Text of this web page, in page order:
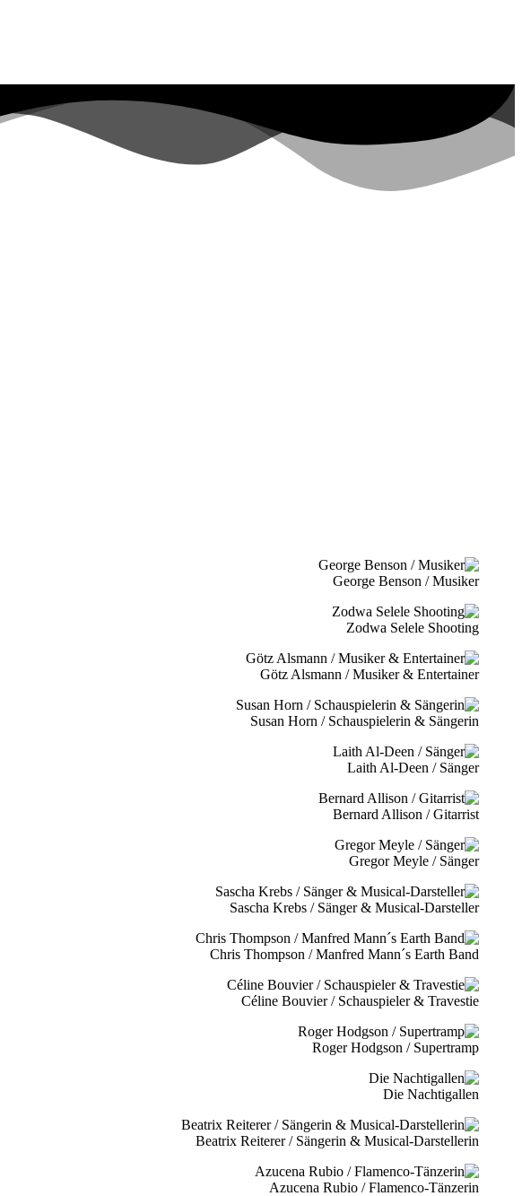
George Benson / Musiker
Zodwa Selele Shooting
Götz Alsmann / Musiker & Entertainer
Susan Horn / Schauspielerin & Sängerin
Laith Al-Deen / Sänger
Bernard Allison / Gitarrist
Gregor Meyle / Sänger
Sascha Krebs / Sänger & Musical-Darsteller
Chris Thompson / Manfred Mann´s Earth Band
Céline Bouvier / Schauspieler & Travestie
Roger Hodgson / Supertramp
Die Nachtigallen
Beatrix Reiterer / Sängerin & Musical-Darstellerin
Azucena Rubio / Flamenco-Tänzerin